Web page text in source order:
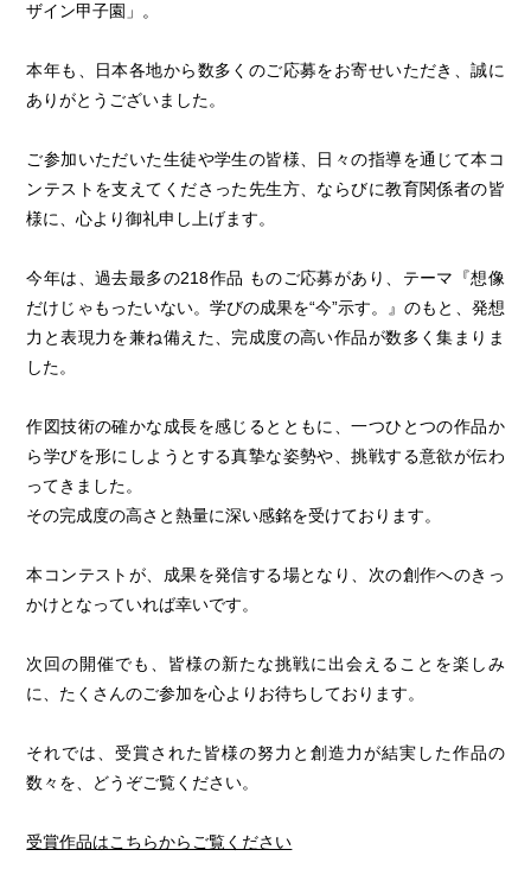
ザイン甲子園」。
本年も、日本各地から数多くのご応募をお寄せいただき、誠に
ありがとうございました。
ご参加いただいた生徒や学生の皆様、日々の指導を通じて本コ
ンテストを支えてくださった先生方、ならびに教育関係者の皆
様に、心より御礼申し上げます。
今年は、過去最多の218作品 ものご応募があり、テーマ『想像
だけじゃもったいない。学びの成果を“今”示す。』のもと、発想
力と表現力を兼ね備えた、完成度の高い作品が数多く集まりま
した。
作図技術の確かな成長を感じるとともに、一つひとつの作品か
ら学びを形にしようとする真摯な姿勢や、挑戦する意欲が伝わ
ってきました。
その完成度の高さと熱量に深い感銘を受けております。
本コンテストが、成果を発信する場となり、次の創作へのきっ
かけとなっていれば幸いです。
次回の開催でも、皆様の新たな挑戦に出会えることを楽しみ
に、たくさんのご参加を心よりお待ちしております。
それでは、受賞された皆様の努力と創造力が結実した作品の
数々を、どうぞご覧ください。
受賞作品はこちらからご覧ください